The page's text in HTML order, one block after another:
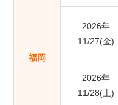
福岡
2026年
11/27(金)
2026年
11/28(土)